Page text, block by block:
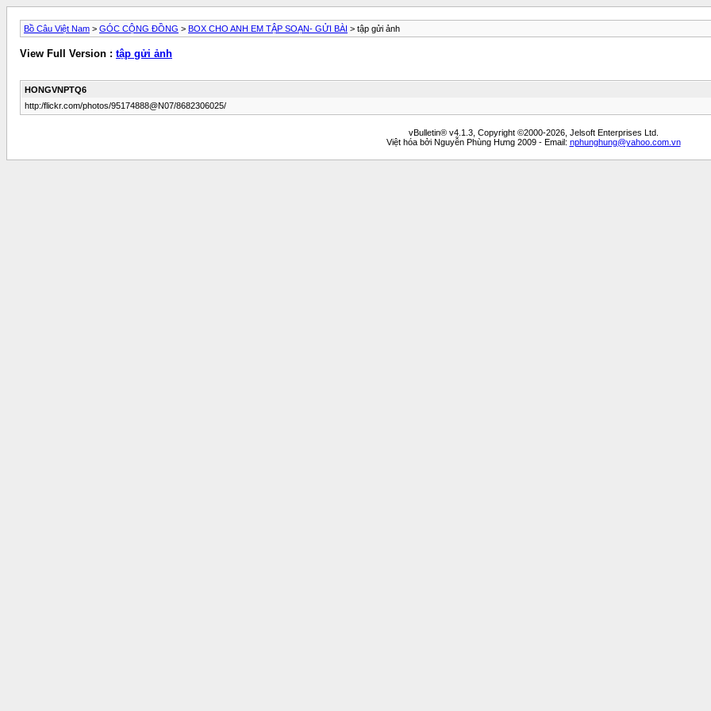
Bồ Câu Việt Nam > GÓC CỘNG ĐỒNG > BOX CHO ANH EM TẬP SOẠN- GỬI BÀI > tập gửi ảnh
View Full Version : tập gửi ảnh
HONGVNPTQ6
http:/flickr.com/photos/95174888@N07/8682306025/
vBulletin® v4.1.3, Copyright ©2000-2026, Jelsoft Enterprises Ltd.
Việt hóa bởi Nguyễn Phùng Hưng 2009 - Email: nphunghung@yahoo.com.vn